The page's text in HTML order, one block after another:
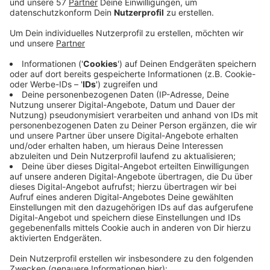
ganze Kreuzung, auch mit der Bahnstraße, ist
komplett gesperrt. Wie lange, ist unklar - es
könnten Tage und schlimmstenfalls Wochen
werden. Unbekannte haben heute morgen (13.05.)
die Absperrung am Wiedener Kreuz entfernt. Die
Polizei war bereits vor Ort und hat die
Absperrungen wieder aufgestellt, jetzt kann da
wieder keiner durchfahren. Der Hausbesitzer hat
uns gesagt, dass er das Haus gerne erhalten
würde. Er selbst wohnt im Haus nebenan, auch das
wurde sicherheitshalber geräumt. 14 Menschen
dürfen nicht mehr in ihre Wohnungen. Der
Hausbesitzer sagt, dass es schon seit Jahren
Wasser im Keller gibt, er vermutet defekte
Leitungen oder Kanäle der WSW. Aber die haben
uns gesagt, dass sie laut einem Gutachten nichts
mit den Problemen zu tun hätten.
Veröffentlicht: Mittwoch, 13.05.2026 06:35